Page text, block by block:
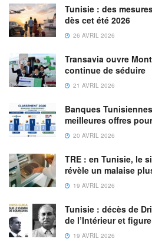
Tunisie : des
dès cet été 2026
26 AVRIL 2026
Transavia ouvre
continue de séduire
21 AVRIL 2026
Banques
meilleures offres
20 AVRIL 2026
TRE : en Tunisie, le
révèle un malaise
19 AVRIL 2026
Tunisie : décès de
de l’Intérieur et
19 AVRIL 2026